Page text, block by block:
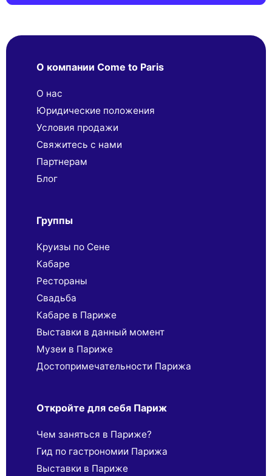
О компании Come to Paris
О нас
Юридические положения
Условия продажи
Свяжитесь с нами
Партнерaм
Блог
Группы
Круизы по Сене
Кабаре
Рестораны
Свадьба
Кабаре в Париже
Выставки в данный момент
Музеи в Париже
Достопримечательности Парижа
Откройте для себя Париж
Чем заняться в Париже?
Гид по гастрономии Парижа
Выставки в Париже